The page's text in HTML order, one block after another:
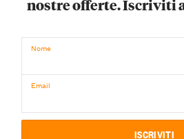
nostre offerte. Iscriviti
Nome
Email